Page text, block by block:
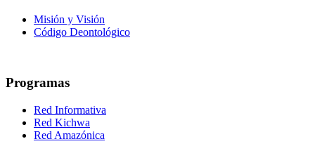
Misión y Visión
Código Deontológico
Programas
Red Informativa
Red Kichwa
Red Amazónica